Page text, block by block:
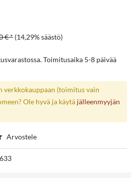
€ * (14,29% säästö)
Toimitusaika 5-8 päivää
verkkokauppaan (toimitus vain
Ole hyvä ja käytä jälleenmyyjän
Arvostele